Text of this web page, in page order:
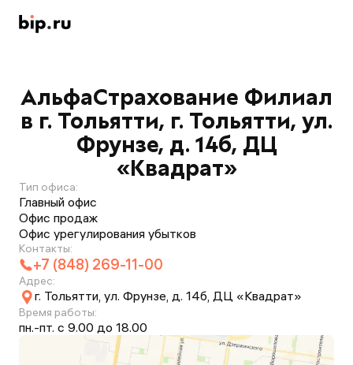
АльфаСтрахование Филиал
в г. Тольятти, г. Тольятти, ул.
Фрунзе, д. 14б, ДЦ
«Квадрат»
Тип офиса:
Главный офис
Офис продаж
Офис урегулирования убытков
Контакты:
+7 (848) 269-11-00
Адрес:
г. Тольятти, ул. Фрунзе, д. 14б, ДЦ «Квадрат»
Время работы:
пн.-пт. с 9.00 до 18.00